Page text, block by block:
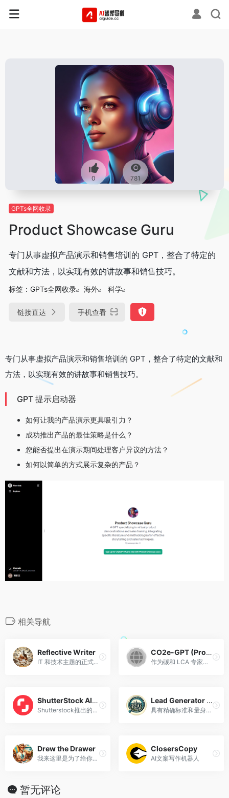
0 781
GPTs全网收录
Product Showcase Guru
专门从事虚拟产品演示和销售培训的 GPT，整合了特定的
文献和方法，以实现有效的讲故事和销售技巧。
标签： GPTs全网收录 海外 科学
链接直达 手机查看
专门从事虚拟产品演示和销售培训的 GPT，整合了特定的文献和
方法，以实现有效的讲故事和销售技巧。
GPT 提示启动器
如何让我的产品演示更具吸引力？
成功推出产品的最佳策略是什么？
您能否提出在演示期间处理客户异议的方法？
如何以简单的方式展示复杂的产品？
相关导航
Reflective Writer
IT 和技术主题的正式且深入的作家。
CO2e-GPT (Product carbon, CBAMs & Carbonsig AI)
作为碳和 LCA 专家，让用户了解 CBAM、EPD 和 PCF 的事实和可行步骤。
ShutterStock AI图片生成
Shutterstock推出的AI图片生成工具
Lead Generator Pro
具有精确标准和量身定制见解的潜在客户生成器。
Drew the Drawer
我来这里是为了给你画一件很酷的艺术品，让你开心！
ClosersCopy
AI文案写作机器人
暂无评论